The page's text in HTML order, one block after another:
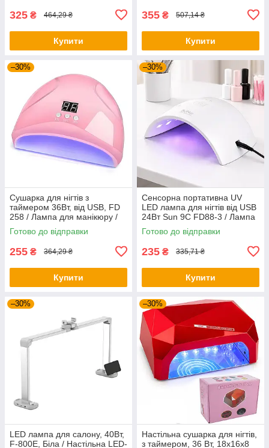
325 ₴ 464,29 ₴
Купити
355 ₴ 507,14 ₴
Купити
–30%
Сушарка для нігтів з
таймером 36Вт, від USB, FD
258 / Лампа для манікюру /
Лампа для нігтів
Готово до відправки
255 ₴ 364,29 ₴
Купити
–30%
Сенсорна портативна UV
LED лампа для нігтів від USB
24Вт Sun 9C FD88-3 / Лампа
для гель-лаку / Сушка для
манікюру
Готово до відправки
235 ₴ 335,71 ₴
Купити
–30%
LED лампа для салону, 40Вт,
F-800E, Біла / Настільна LED-
–30%
Настільна сушарка для нігтів,
з таймером, 36 Вт, 18х16х8